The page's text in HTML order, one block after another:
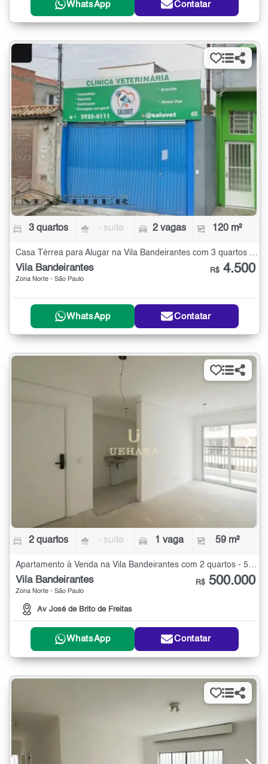
WhatsApp Contatar
3 quartos - suíte 2 vagas 120 m²
Casa Térrea para Alugar na Vila Bandeirantes com 3 quartos - 120 m²
Vila Bandeirantes
Zona Norte - São Paulo
R$ 4.500
WhatsApp Contatar
2 quartos - suíte 1 vaga 59 m²
Apartamento à Venda na Vila Bandeirantes com 2 quartos - 59 m²
Vila Bandeirantes
Zona Norte - São Paulo
Av José de Brito de Freitas
R$ 500.000
WhatsApp Contatar